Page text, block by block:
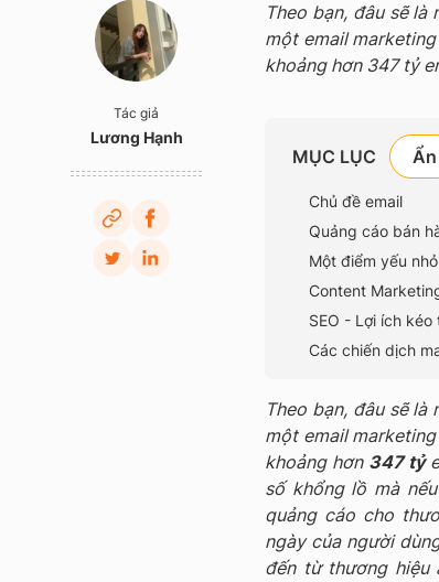
Tác giả
Lương Hạnh
Theo bạn, đâu sẽ
một email
khoảng hơn 347 tỷ
MỤC LỤC
Chủ đề email
Quảng cáo bán
Một điểm yếu nhỏ
Content
SEO - Lợi ích
Các chiến dịch
Theo bạn, đâu sẽ
một email
khoảng hơn 347 tỷ
số khổng lồ mà
quảng cáo cho
ngày của người
đến từ thương hiệu